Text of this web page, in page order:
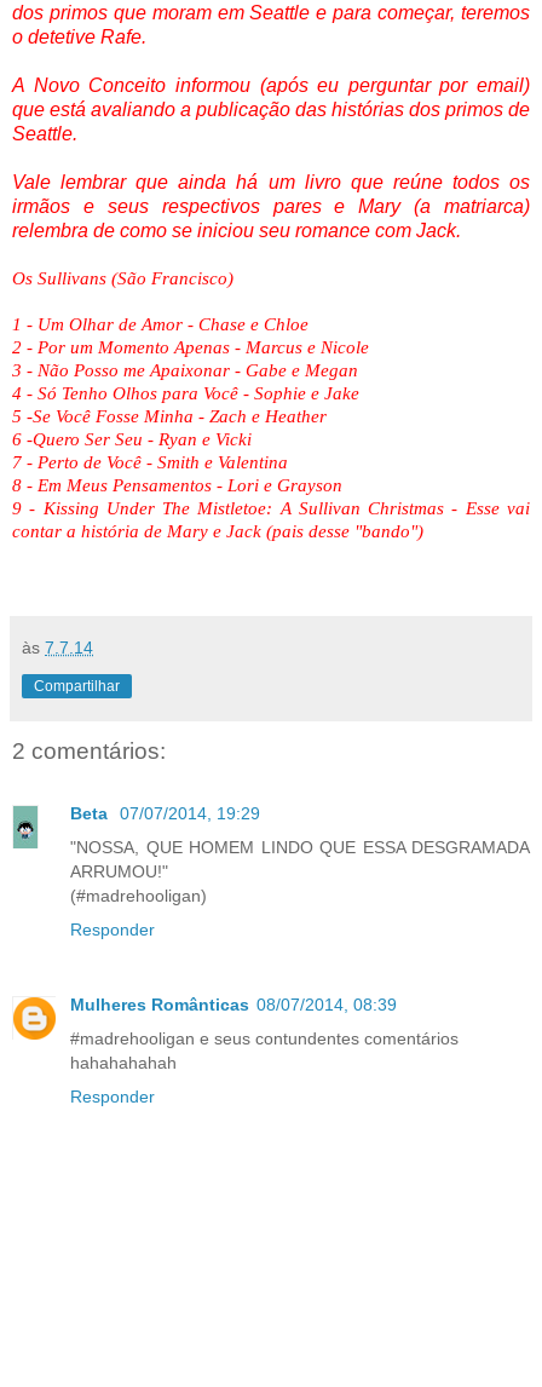
dos primos que moram em Seattle e para começar, teremos
o detetive Rafe.
A Novo Conceito informou (após eu perguntar por email)
que está avaliando a publicação das histórias dos primos de
Seattle.
Vale lembrar que ainda há um livro que reúne todos os
irmãos e seus respectivos pares e Mary (a matriarca)
relembra de como se iniciou seu romance com Jack.
Os Sullivans (São Francisco)
1 - Um Olhar de Amor - Chase e Chloe
2 - Por um Momento Apenas - Marcus e Nicole
3 - Não Posso me Apaixonar - Gabe e Megan
4 - Só Tenho Olhos para Você - Sophie e Jake
5 -Se Você Fosse Minha - Zach e Heather
6 -Quero Ser Seu - Ryan e Vicki
7 - Perto de Você - Smith e Valentina
8 - Em Meus Pensamentos - Lori e Grayson
9 - Kissing Under The Mistletoe: A Sullivan Christmas - Esse vai
contar a história de Mary e Jack (pais desse "bando")
às 7.7.14
Compartilhar
2 comentários:
Beta
07/07/2014, 19:29
"NOSSA, QUE HOMEM LINDO QUE ESSA DESGRAMADA
ARRUMOU!"
(#madrehooligan)
Responder
Mulheres Românticas 08/07/2014, 08:39
#madrehooligan e seus contundentes comentários
hahahahahah
Responder